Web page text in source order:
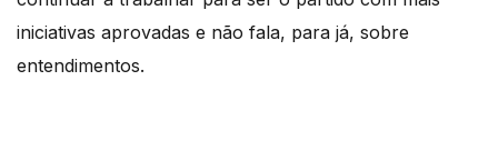
iniciativas aprovadas e não fala, para já, sobre
entendimentos.